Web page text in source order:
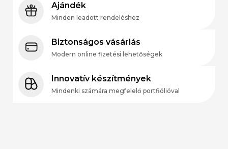
Ajándék
Minden leadott rendeléshez
Biztonságos vásárlás
Modern online fizetési lehetőségek
Innovatív készítmények
Mindenki számára megfelelő portfiólióval